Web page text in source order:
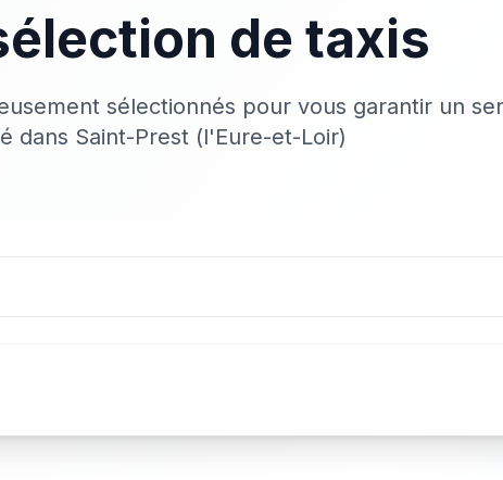
de taxis
sélectionnés pour vous garantir un
dans Saint-Prest (l'Eure-et-Loir)